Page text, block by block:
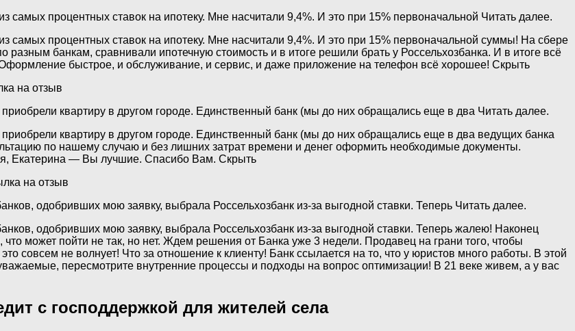
самых процентных ставок на ипотеку. Мне насчитали 9,4%. И это при 15% первоначальной Читать далее.
самых процентных ставок на ипотеку. Мне насчитали 9,4%. И это при 15% первоначальной суммы! На сбере
банкам, сравнивали ипотечную стоимость и в итоге решили брать у Россельхозбанка. И в итоге всё
быстрое, и обслуживание, и сервис, и даже приложение на телефон всё хорошее! Скрыть
на отзыв
квартиру в другом городе. Единственный банк (мы до них обращались еще в два Читать далее.
квартиру в другом городе. Единственный банк (мы до них обращались еще в два ведущих банка
по нашему случаю и без лишних затрат времени и денег оформить необходимые документы.
Екатерина — Вы лучшие. Спасибо Вам. Скрыть
на отзыв
одобривших мою заявку, выбрала Россельхозбанк из-за выгодной ставки. Теперь Читать далее.
одобривших мою заявку, выбрала Россельхозбанк из-за выгодной ставки. Теперь жалею! Наконец
может пойти не так, но нет. Ждем решения от Банка уже 3 недели. Продавец на грани того, чтобы
совсем не волнует! Что за отношение к клиенту! Банк ссылается на то, что у юристов много работы. В этой
пересмотрите внутренние процессы и подходы на вопрос оптимизации! В 21 веке живем, а у вас
с господдержкой для жителей села